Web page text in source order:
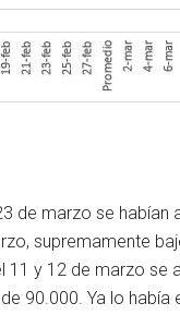
de marzo se habían
supremamente
y 12 de marzo se
90.000. Ya lo había